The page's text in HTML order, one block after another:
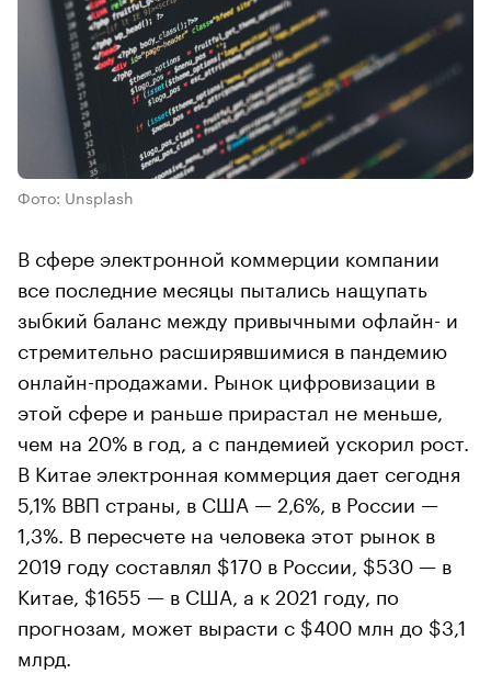
Фото: Unsplash
В сфере электронной коммерции компании
все последние месяцы пытались нащупать
зыбкий баланс между привычными офлайн- и
стремительно расширявшимися в пандемию
онлайн-продажами. Рынок цифровизации в
этой сфере и раньше прирастал не меньше,
чем на 20% в год, а с пандемией ускорил рост.
В Китае электронная коммерция дает сегодня
5,1% ВВП страны, в США — 2,6%, в России —
1,3%. В пересчете на человека этот рынок в
2019 году составлял $170 в России, $530 — в
Китае, $1655 — в США, а к 2021 году, по
прогнозам, может вырасти с $400 млн до $3,1
млрд.